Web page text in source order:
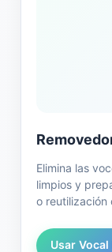
Elimina las
limpios y
o reutilización
Usar